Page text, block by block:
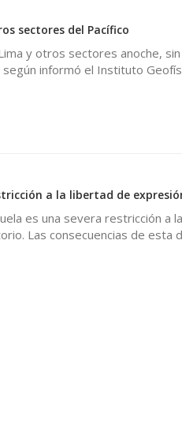
sectores del Pacífico
y otros sectores anoche,
informó el Instituto
a la libertad de
es una severa restricción a
Las consecuencias de esta